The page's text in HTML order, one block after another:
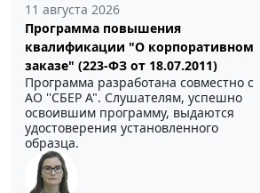
11 августа 2026
Программа повышения
квалификации "О корпоративном
заказе" (223-ФЗ от 18.07.2011)
Программа разработана совместно с
АО ''СБЕР А". Слушателям, успешно
освоившим программу, выдаются
удостоверения установленного
образца.